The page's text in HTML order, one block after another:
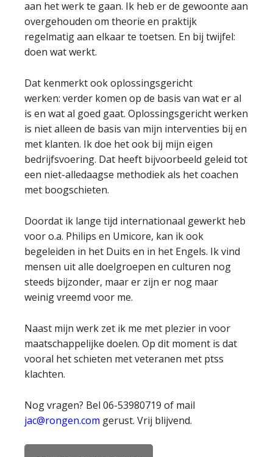
aan het werk te gaan. Ik heb er de gewoonte aan
overgehouden om theorie en praktijk
regelmatig aan elkaar te toetsen. En bij twijfel:
doen wat werkt.
Dat kenmerkt ook oplossingsgericht
werken: verder komen op de basis van wat er al
is en wat al goed gaat. Oplossingsgericht werken
is niet alleen de basis van mijn interventies bij en
met klanten. Ik doe het ook bij mijn eigen
bedrijfsvoering. Dat heeft bijvoorbeeld geleid tot
een niet-alledaagse methodiek als het coachen
met boogschieten.
Doordat ik lange tijd internationaal gewerkt heb
voor o.a. Philips en Umicore, kan ik ook
begeleiden in het Duits en in het Engels. Ik vind
mensen uit alle doelgroepen en culturen nog
steeds bijzonder, maar er zijn er nog maar
weinig vreemd voor me.
Naast mijn werk zet ik me met plezier in voor
maatschappelijke doelen. Op dit moment is dat
vooral het schieten met veteranen met ptss
klachten.
Nog vragen? Bel 06-53980719 of mail
jac@rongen.com gerust. Vrij blijvend.